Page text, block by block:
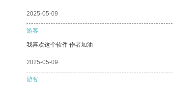
2025-05-09
游客
我喜欢这个软件 作者加油
2025-05-09
游客